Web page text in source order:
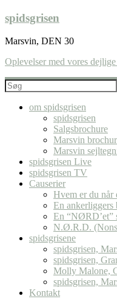
Skip
to
content
spidsgrisen
Marsvin, DEN 30
Oplevelser med vores
om spidsgrisen
spidsgrisen
Salgsbrochure
Marsvin
Marsvin
spidsgrisen Live
spidsgrisen TV
Causerier
Hvem er du når
En ankerliggers
En “NØRD’et”
N.Ø.R.D.
spidsgrisene
spidsgrisen,
spidsgrisen,
Molly Malone,
spidsgrisen,
Kontakt